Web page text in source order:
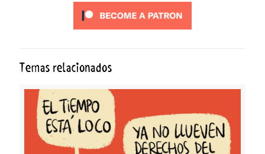
Temas relacionados